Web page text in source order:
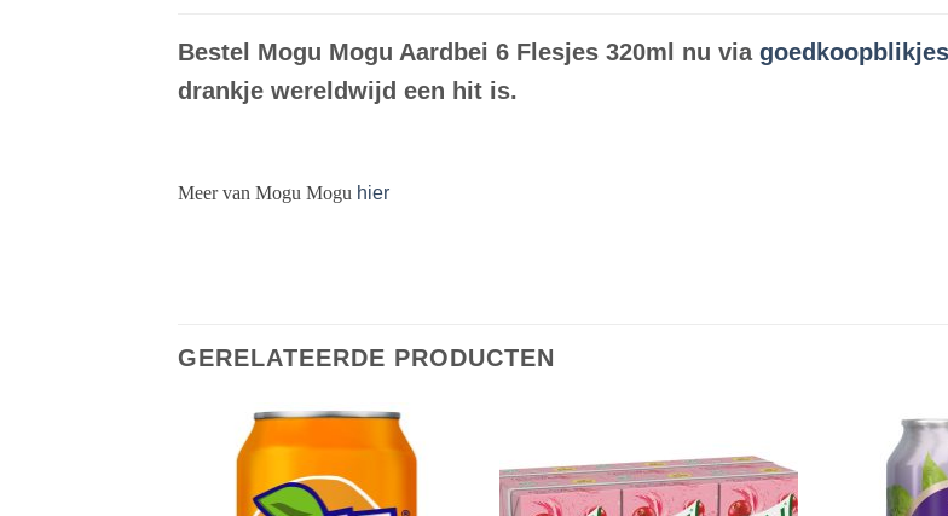
Bestel Mogu Mogu Aardbei 6 Flesjes 320ml nu via
drankje wereldwijd een hit is.
Meer van Mogu Mogu hier
GERELATEERDE PRODUCTEN
verlanglijst
Toevoegen
aan
verlanglijst